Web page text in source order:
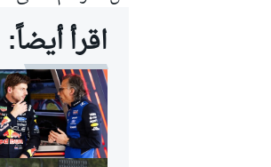
اقرأ أيضاً: